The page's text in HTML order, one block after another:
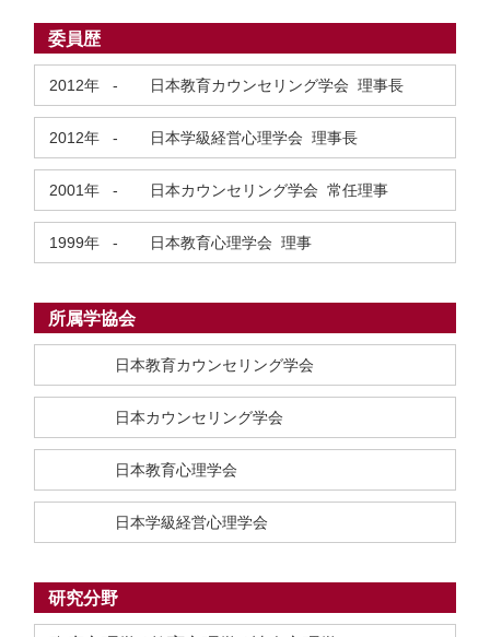
委員歴
2012年 - 日本教育カウンセリング学会 理事長
2012年 - 日本学級経営心理学会 理事長
2001年 - 日本カウンセリング学会 常任理事
1999年 - 日本教育心理学会 理事
所属学協会
日本教育カウンセリング学会
日本カウンセリング学会
日本教育心理学会
日本学級経営心理学会
研究分野